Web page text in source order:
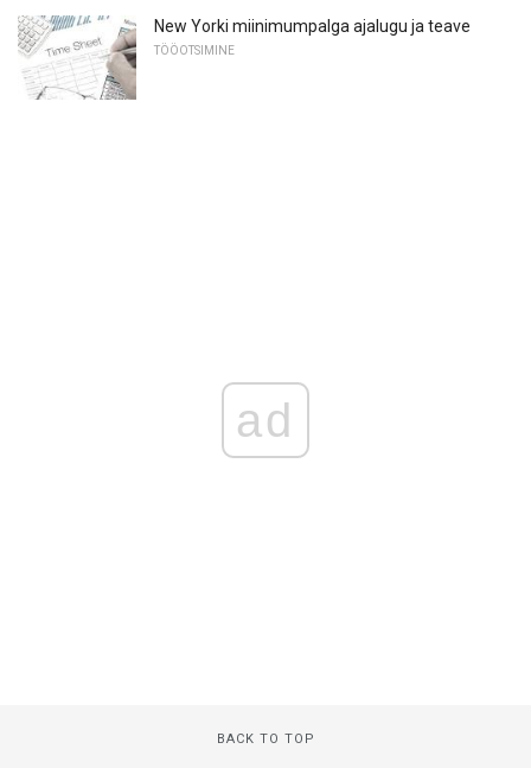
New Yorki miinimumpalga ajalugu ja teave
TÖÖOTSIMINE
ad
BACK TO TOP